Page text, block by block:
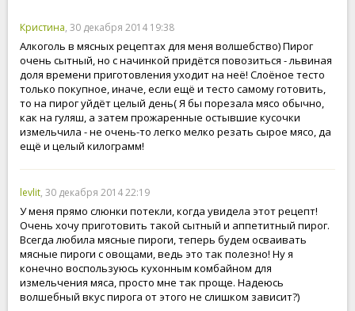
Кристина, 30 декабря 2014 19:38
Алкоголь в мясных рецептах для меня волшебство) Пирог
очень сытный, но с начинкой придётся повозиться - львиная
доля времени приготовления уходит на неё! Слоёное тесто
только покупное, иначе, если ещё и тесто самому готовить,
то на пирог уйдёт целый день( Я бы порезала мясо обычно,
как на гуляш, а затем прожаренные остывшие кусочки
измельчила - не очень-то легко мелко резать сырое мясо, да
ещё и целый килограмм!
levlit, 30 декабря 2014 22:19
У меня прямо слюнки потекли, когда увидела этот рецепт!
Очень хочу приготовить такой сытный и аппетитный пирог.
Всегда любила мясные пироги, теперь будем осваивать
мясные пироги с овощами, ведь это так полезно! Ну я
конечно воспользуюсь кухонным комбайном для
измельчения мяса, просто мне так проще. Надеюсь
волшебный вкус пирога от этого не слишком зависит?)